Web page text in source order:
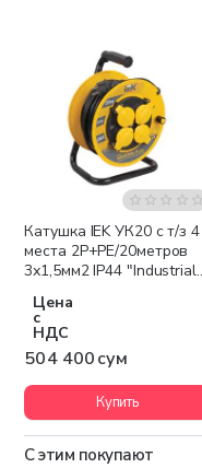
Катушка IEK УК20 с т/з 4
места 2Р+PЕ/20метров
3х1,5мм2 IP44 "Industrial
Цена
с
НДС
504 400 сум
Купить
С этим покупают